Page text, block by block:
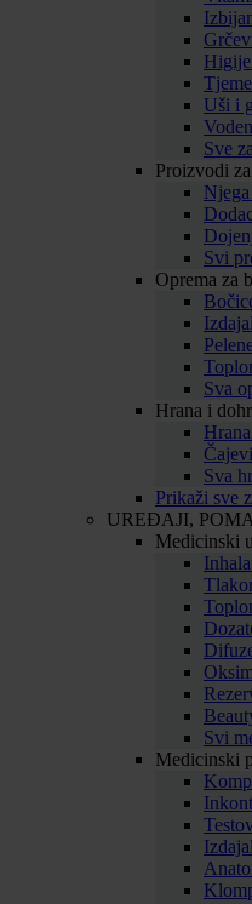
Uši i
Sve
Proizvodi
Svi
Oprema za
Sva
Hrana i
Sva
Prikaži sve
UREĐAJI,
Medicinski
Svi
Medicinski